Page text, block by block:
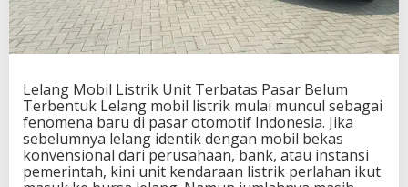
t
T
e
a
a
s
P
a
Lelang Mobil Listrik Unit Terbatas Pasar Belum
Terbentuk Lelang mobil listrik mulai muncul sebagai
fenomena baru di pasar otomotif Indonesia. Jika
sebelumnya lelang identik dengan mobil bekas
konvensional dari perusahaan, bank, atau instansi
pemerintah, kini unit kendaraan listrik perlahan ikut